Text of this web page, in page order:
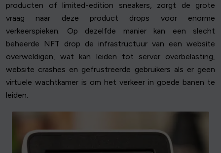
producten of limited-edition sneakers, zorgt de grote
vraag naar deze product drops voor enorme
verkeerspieken. Op dezelfde manier kan een slecht
beheerde NFT drop de infrastructuur van een website
overweldigen, wat kan leiden tot server overbelasting,
website crashes en gefrustreerde gebruikers als er geen
virtuele wachtkamer is om het verkeer in goede banen te
leiden.